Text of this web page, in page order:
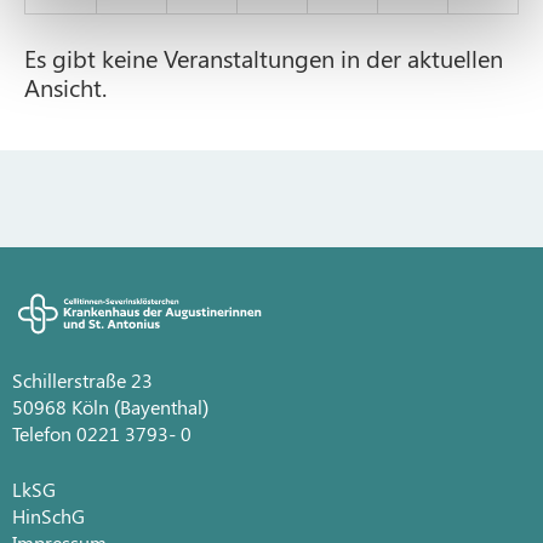
Es gibt keine Veranstaltungen in der aktuellen
Ansicht.
Schillerstraße 23
50968 Köln (Bayenthal)
Telefon 0221 3793- 0
LkSG
HinSchG